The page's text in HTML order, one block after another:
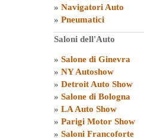
» Navigatori Auto
» Pneumatici
Saloni dell'Auto
» Salone di Ginevra
» NY Autoshow
» Detroit Auto Show
» Salone di Bologna
» LA Auto Show
» Parigi Motor Show
» Saloni Francoforte